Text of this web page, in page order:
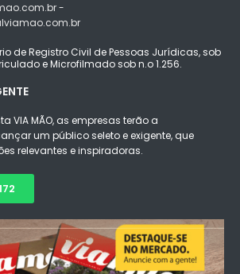
-
de Registro Civil de Pessoas Jurídicas, sob
e Microfilmado sob n.o 1.256.
VIA MÃO, as empresas terão a
um público seleto e exigente, que
relevantes e inspiradoras.